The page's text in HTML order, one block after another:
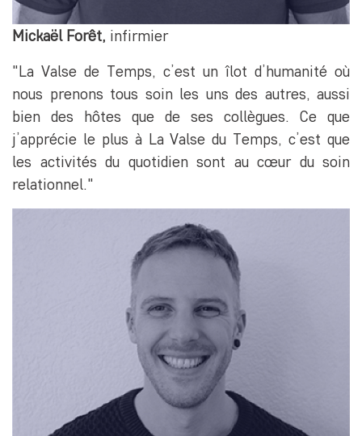
Mickaël Forêt, infirmier
"La Valse de Temps, c’est un îlot d’humanité où
nous prenons tous soin les uns des autres, aussi
bien des hôtes que de ses collègues. Ce que
j’apprécie le plus à La Valse du Temps, c’est que
les activités du quotidien sont au cœur du soin
relationnel."